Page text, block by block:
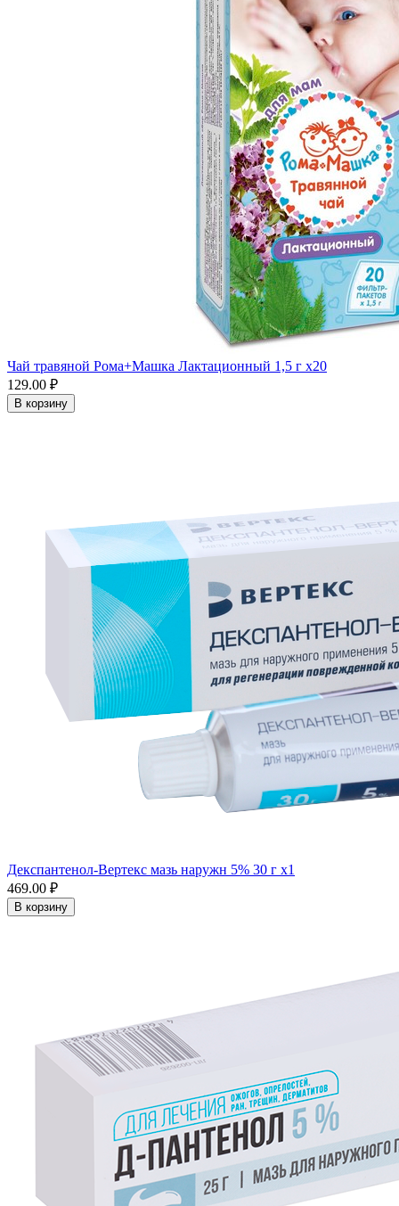
Чай травяной Рома+Машка Лактационный 1,5 г x20
129.00 ₽
В корзину
Декспантенол-Вертекс мазь наружн 5% 30 г x1
469.00 ₽
В корзину